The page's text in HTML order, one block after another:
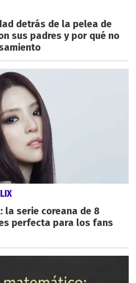
detrás de la pelea de
sus padres y por qué no
la serie coreana de 8
perfecta para los fans